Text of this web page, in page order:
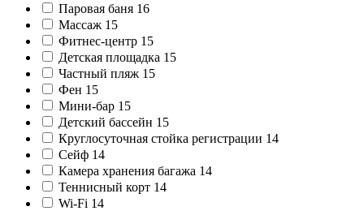
Паровая баня 16
Массаж 15
Фитнес-центр 15
Детская площадка 15
Частный пляж 15
Фен 15
Мини-бар 15
Детский бассейн 15
Круглосуточная стойка регистрации 14
Сейф 14
Камера хранения багажа 14
Теннисный корт 14
Wi-Fi 14